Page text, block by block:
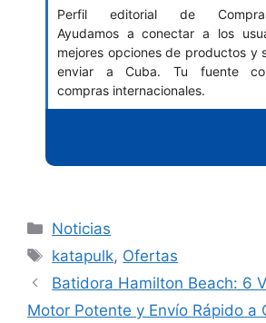
Perfil editorial de
Ayudamos a conectar a los
mejores opciones de productos y
enviar a Cuba. Tu fuente
compras internacionales.
Categorías
Noticias
Etiquetas
katapulk, Ofertas
Batidora Hamilton Beach: 6
Motor Potente y Envío Rápido a